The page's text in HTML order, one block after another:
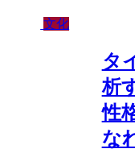
文化
タ
析
性
な